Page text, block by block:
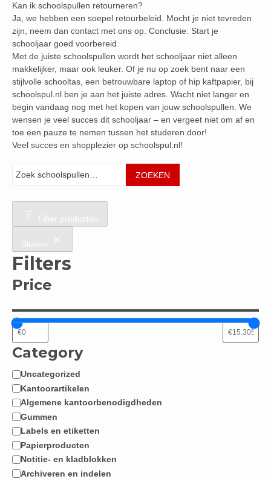
Kan ik schoolspullen retourneren?
Ja, we hebben een soepel retourbeleid. Mocht je niet tevreden
zijn, neem dan contact met ons op. Conclusie: Start je
schooljaar goed voorbereid
Met de juiste schoolspullen wordt het schooljaar niet alleen
makkelijker, maar ook leuker. Of je nu op zoek bent naar een
stijlvolle schooltas, een betrouwbare laptop of hip kaftpapier, bij
schoolspul.nl ben je aan het juiste adres. Wacht niet langer en
begin vandaag nog met het kopen van jouw schoolspullen. We
wensen je veel succes dit schooljaar – en vergeet niet om af en
toe een pauze te nemen tussen het studeren door!
Veel succes en shopplezier op schoolspul.nl!
Zoeken
ZOEKEN
Filter producten
Sluiten
Filters
Price
Category
Categorie
Uncategorized
Kantoorartikelen
Algemene kantoorbenodigdheden
Gummen
Labels en etiketten
Papierproducten
Notitie- en kladblokken
Archiveren en indelen